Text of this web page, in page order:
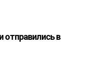
отправились в